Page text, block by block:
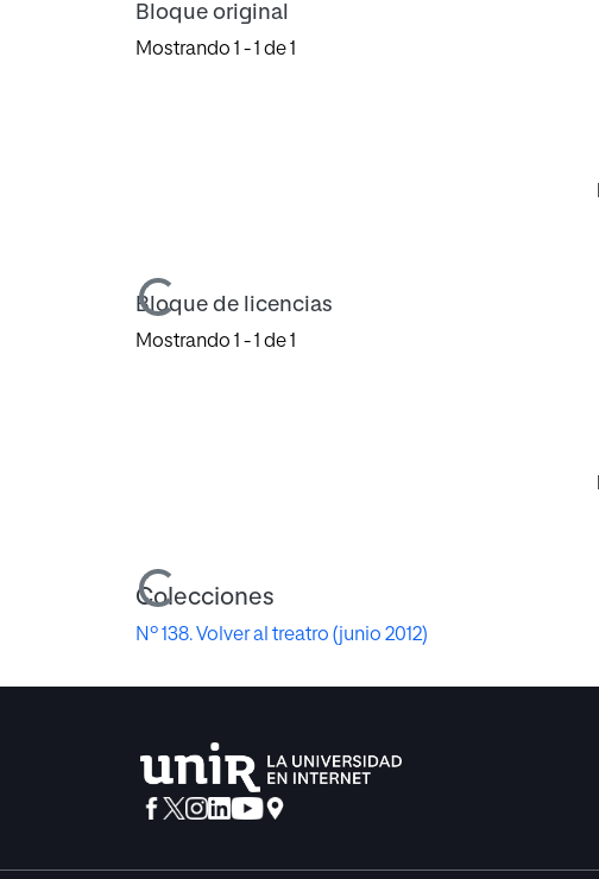
Bloque original
Mostrando 1 - 1 de 1
Cargando...
Bloque de licencias
Mostrando 1 - 1 de 1
Cargando...
Colecciones
Nº 138. Volver al treatro (junio 2012)